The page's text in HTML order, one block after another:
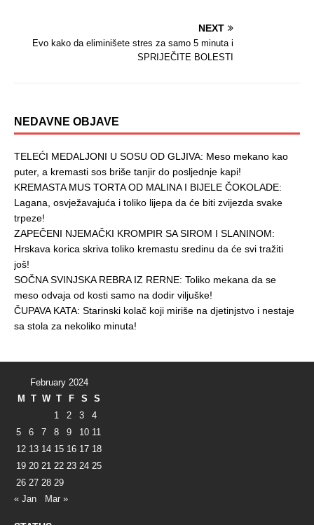
NEXT
Evo kako da eliminišete stres za samo 5 minuta i
SPRIJEČITE BOLESTI
NEDAVNE OBJAVE
TELEĆI MEDALJONI U SOSU OD GLJIVA: Meso mekano kao
puter, a kremasti sos briše tanjir do posljednje kapi!
KREMASTA MUS TORTA OD MALINA I BIJELE ČOKOLADE:
Lagana, osvježavajuća i toliko lijepa da će biti zvijezda svake
trpeze!
ZAPEČENI NJEMAČKI KROMPIR SA SIROM I SLANINOM:
Hrskava korica skriva toliko kremastu sredinu da će svi tražiti
još!
SOČNA SVINJSKA REBRA IZ RERNE: Toliko mekana da se
meso odvaja od kosti samo na dodir viljuške!
ČUPAVA KATA: Starinski kolač koji miriše na djetinjstvo i nestaje
sa stola za nekoliko minuta!
February 2024
M T W T F S
S
1
2 3
4
5
6 7 8 9 10 11
12 13 14 15 16 17 18
19 20 21 22 23 24 25
26 27 28 29
« Jan
Mar »